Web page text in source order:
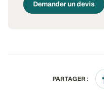
Demander un devis
PARTAGER :